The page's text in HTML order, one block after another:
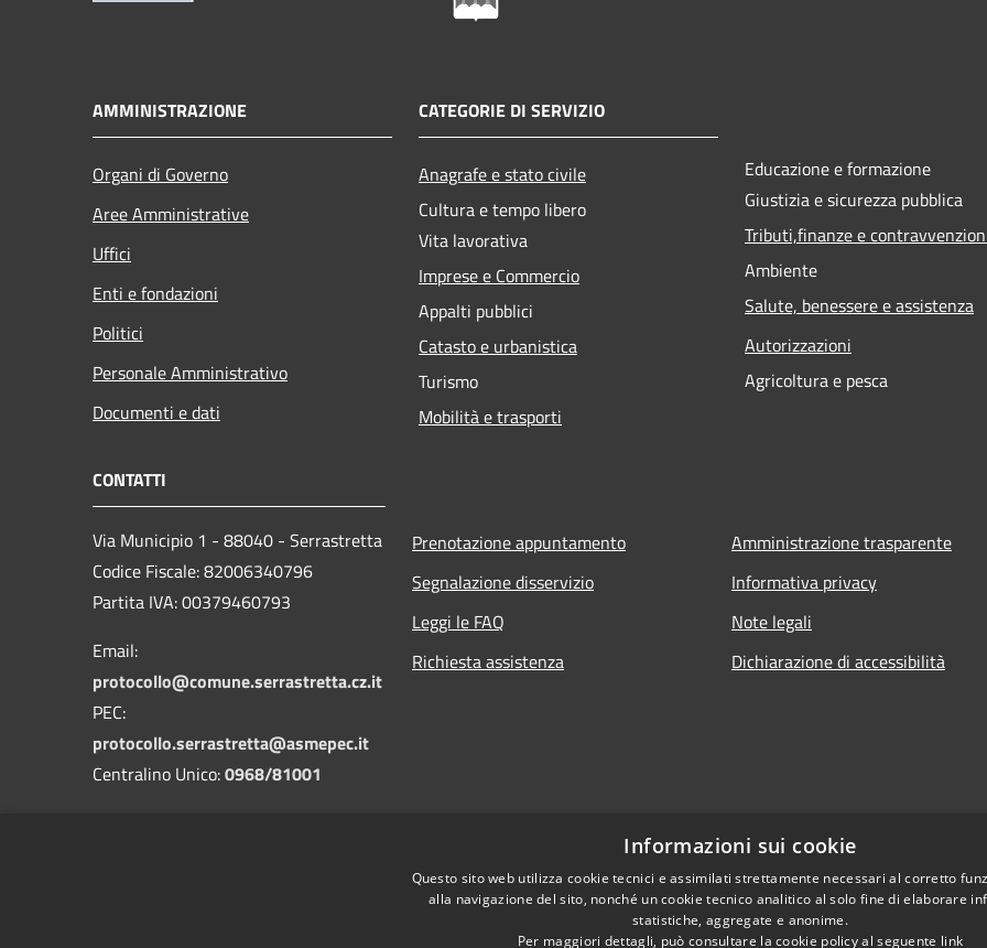
AMMINISTRAZIONE
Organi di Governo
Aree Amministrative
Uffici
Enti e fondazioni
Politici
Personale Amministrativo
Documenti e dati
CATEGORIE DI SERVIZIO
Anagrafe e stato civile
Cultura e tempo libero
Vita lavorativa
Imprese e Commercio
Appalti pubblici
Catasto e urbanistica
Turismo
Mobilità e trasporti
Educazione e formazione
Giustizia e sicurezza pubblica
Tributi,finanze e
Ambiente
Salute, benessere e assistenza
Autorizzazioni
Agricoltura e pesca
CONTATTI
Via Municipio 1 - 88040 - Serrastretta
Codice Fiscale: 82006340796
Partita IVA: 00379460793
Email:
protocollo@comune.serrastretta.cz.it
PEC:
protocollo.serrastretta@asmepec.it
Centralino Unico:0968/81001
Prenotazione appuntamento
Segnalazione disservizio
Leggi le FAQ
Richiesta assistenza
Amministrazione trasparente
Informativa privacy
Note legali
Dichiarazione di accessibilità
Informazioni sui cookie
Questo sito web utilizza cookie tecnici e assimilati strettamente necessari al corretto
alla navigazione del sito, nonché un cookie tecnico analitico al solo fine di elaborare
statistiche, aggregate e anonime.
Per maggiori dettagli, può consultare la cookie policy al seguente link